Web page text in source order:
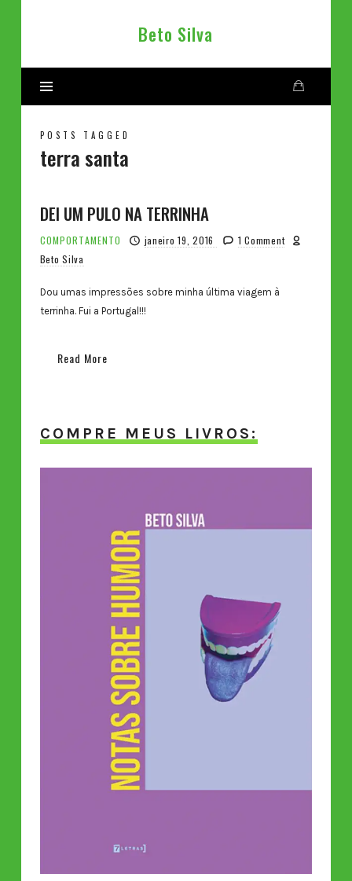
Beto
Beto Silva
POSTS TAGGED
terra santa
DEI UM PULO NA TERRINHA
COMPORTAMENTO janeiro 19, 2016
1 Comment
Beto Silva
Dou umas impressões sobre minha última viagem à
terrinha. Fui a Portugal!!!
Read More
COMPRE MEUS LIVROS: